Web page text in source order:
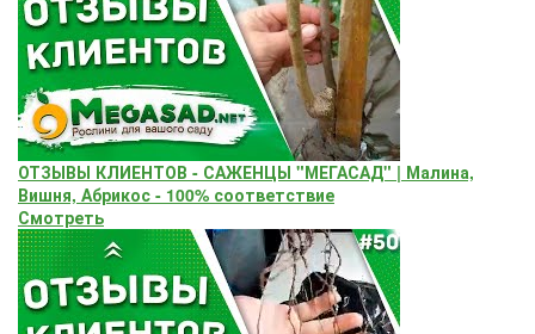
ОТЗЫВЫ КЛИЕНТОВ - САЖЕНЦЫ "МЕГАСАД" | Малина,
Вишня, Абрикос - 100% соответствие
Смотреть